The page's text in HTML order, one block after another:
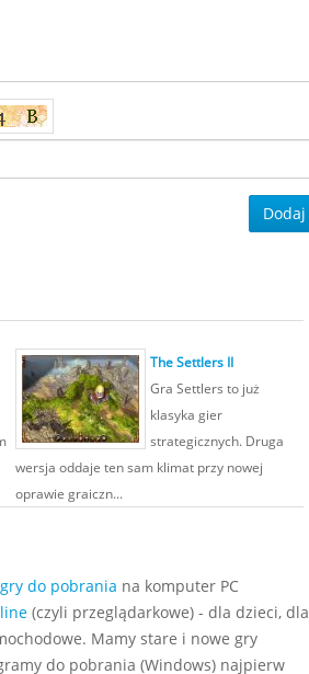
Dodaj
The Settlers II
Gra Settlers to już
klasyka gier
strategicznych. Druga
wersja oddaje ten sam klimat przy nowej
oprawie graiczn...
gry do pobrania na komputer PC
(czyli przeglądarkowe) - dla dzieci, dla
Mamy stare i nowe gry
do pobrania (Windows) najpierw